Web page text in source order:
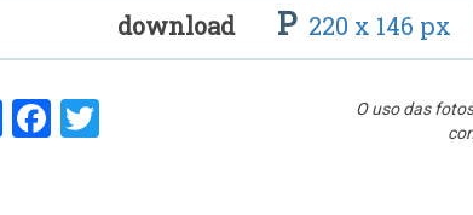
download P 220 x 146 px
O uso das
ShareFacebook
Twitter